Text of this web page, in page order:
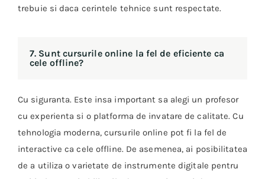
trebuie si daca cerintele tehnice sunt respectate.
7. Sunt cursurile online la fel de eficiente ca
cele offline?
Cu siguranta. Este insa important sa alegi un profesor
cu experienta si o platforma de invatare de calitate. Cu
tehnologia moderna, cursurile online pot fi la fel de
interactive ca cele offline. De asemenea, ai posibilitatea
de a utiliza o varietate de instrumente digitale pentru